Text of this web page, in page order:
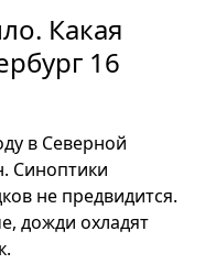
Какая
16
в Северной
Синоптики
не предвидится.
дожди охладят